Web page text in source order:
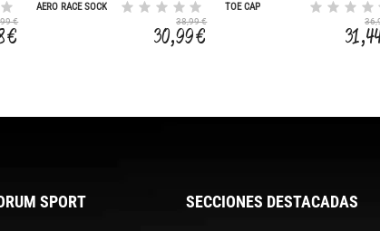
€
€
AERO RACE SOCK
38,99 €
30,99 €
TOE CAP
SPORT SECCIONES DESTACADAS